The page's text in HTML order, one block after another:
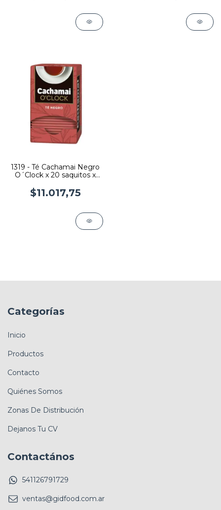
1319 - Té Cachamai Negro
O´Clock x 20 saquitos x
$11.017,75
Categorías
Inicio
Productos
Contacto
Quiénes Somos
Zonas De Distribución
Dejanos Tu CV
Contactános
541126791729
ventas@gidfood.com.ar